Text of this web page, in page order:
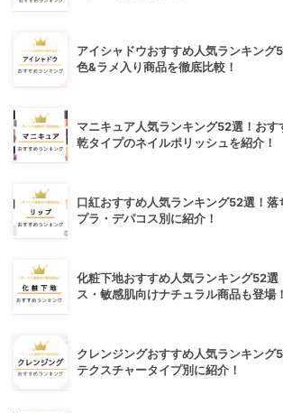
アイシャドウおすすめ人気ランキング
色&ラメ入り商品を徹底比較！
マニキュア人気ランキング52選！おす
乾タイプのネイルポリッシュを紹介！
口紅おすすめ人気ランキング52選！落
プラ・デパコス別に紹介！
化粧下地おすすめ人気ランキング52選
ス・敏感肌向けナチュラル商品も登場！
クレンジングおすすめ人気ランキング
テクスチャータイプ別に紹介！